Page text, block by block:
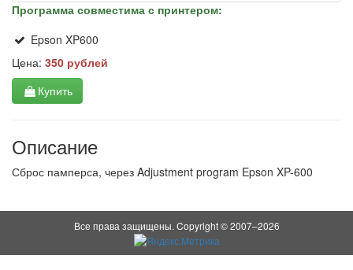
Программа совместима с принтером:
Epson XP600
Цена: 350 рублей
Купить
Описание
Сброс памперса, через Adjustment program Epson XP-600
Все права защищены. Copyright © 2007–2026